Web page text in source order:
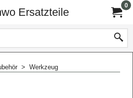
Ersatzteile
0
> Werkzeug